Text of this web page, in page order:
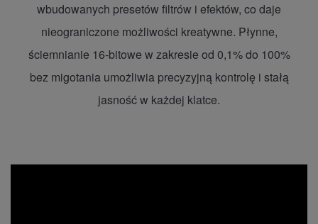
wbudowanych presetów filtrów i efektów, co daje
nieograniczone możliwości kreatywne. Płynne,
ściemnianie 16-bitowe w zakresie od 0,1% do 100%
bez migotania umożliwia precyzyjną kontrolę i stałą
jasność w każdej klatce.